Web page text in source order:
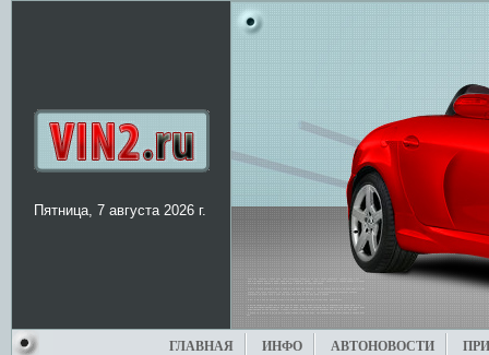
Пятница, 7 августа 2026 г.
ГЛАВНАЯ ИНФО АВТОНОВОСТИ